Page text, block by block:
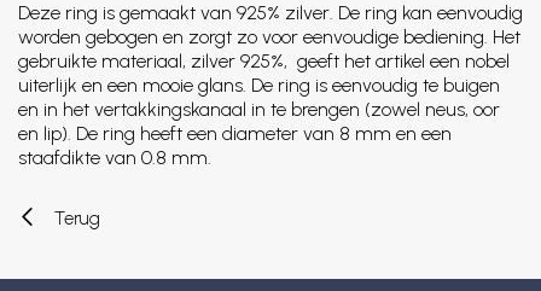
Deze ring is gemaakt van 925% zilver. De ring kan eenvoudig
worden gebogen en zorgt zo voor eenvoudige bediening. Het
gebruikte materiaal, zilver 925%, geeft het artikel een nobel
uiterlijk en een mooie glans. De ring is eenvoudig te buigen
en in het vertakkingskanaal in te brengen (zowel neus, oor
en lip). De ring heeft een diameter van 8 mm en een
staafdikte van 0.8 mm.
Terug